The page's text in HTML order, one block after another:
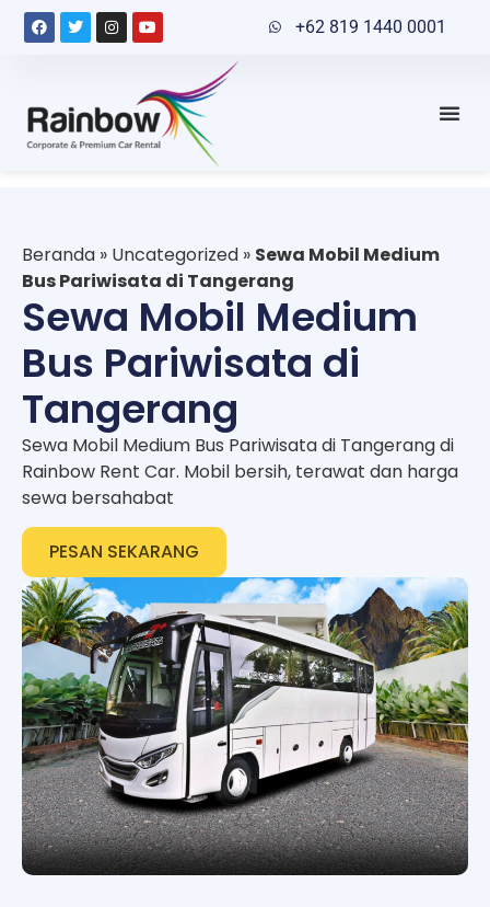
+62 819 1440 0001
Beranda » Uncategorized » Sewa Mobil Medium
Bus Pariwisata di Tangerang
Sewa Mobil Medium
Bus Pariwisata di
Tangerang
Sewa Mobil Medium Bus Pariwisata di Tangerang di
Rainbow Rent Car. Mobil bersih, terawat dan harga
sewa bersahabat
PESAN SEKARANG